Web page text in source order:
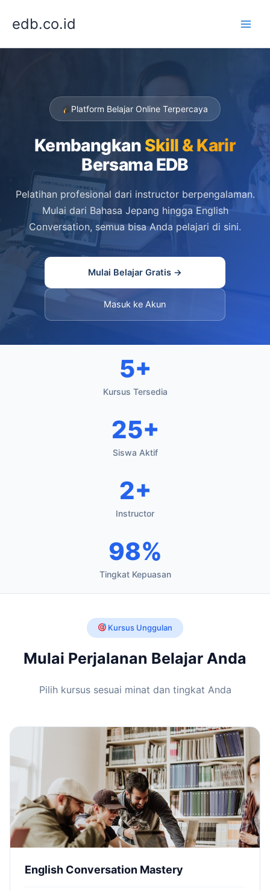
edb.co.id
Platform Belajar Online Terpercaya
Kembangkan Skill & Karir
Bersama EDB
Pelatihan profesional dari instructor berpengalaman.
Mulai dari Bahasa Jepang hingga English
Conversation, semua bisa Anda pelajari di sini.
Mulai Belajar Gratis →
Masuk ke Akun
5+
Kursus Tersedia
25+
Siswa Aktif
2+
Instructor
98%
Tingkat Kepuasan
Kursus Unggulan
Mulai Perjalanan Belajar Anda
Pilih kursus sesuai minat dan tingkat Anda
English Conversation Mastery